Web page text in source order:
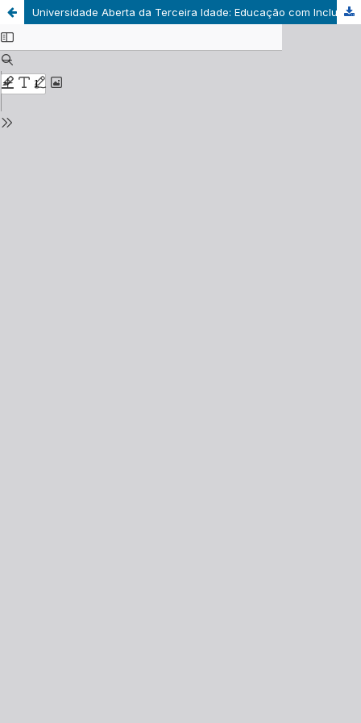
Universidade Aberta da Terceira Idade: Educação com Inclusão no Ensino de Línguas Estrangeiras